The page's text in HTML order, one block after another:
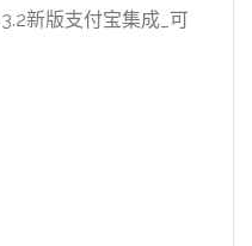
新版支付宝集成_可